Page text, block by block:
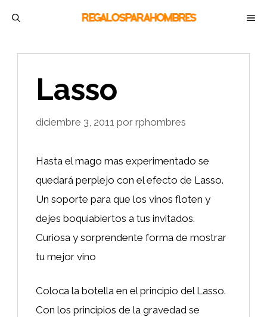
Lasso
diciembre 3, 2011 por rphombres
Hasta el mago mas experimentado se
quedará perplejo con el efecto de Lasso.
Un soporte para que los vinos floten y
dejes boquiabiertos a tus invitados.
Curiosa y sorprendente forma de mostrar
tu mejor vino
Coloca la botella en el principio del Lasso.
Con los principios de la gravedad se